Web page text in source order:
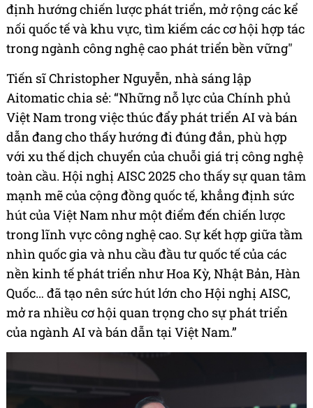
định hướng chiến lược phát triển, mở rộng các kể
nối quốc tế và khu vực, tìm kiếm các cơ hội hợp tác
trong ngành công nghệ cao phát triển bền vững"
Tiến sĩ Christopher Nguyễn, nhà sáng lập
Aitomatic chia sẻ: “Những nỗ lực của Chính phủ
Việt Nam trong việc thúc đẩy phát triển AI và bán
dẫn đang cho thấy hướng đi đúng đắn, phù hợp
với xu thế dịch chuyển của chuỗi giá trị công nghệ
toàn cầu. Hội nghị AISC 2025 cho thấy sự quan tâm
mạnh mẽ của cộng đồng quốc tế, khẳng định sức
hút của Việt Nam như một điểm đến chiến lược
trong lĩnh vực công nghệ cao. Sự kết hợp giữa tầm
nhìn quốc gia và nhu cầu đầu tư quốc tế của các
nền kinh tế phát triển như Hoa Kỳ, Nhật Bản, Hàn
Quốc… đã tạo nên sức hút lớn cho Hội nghị AISC,
mở ra nhiều cơ hội quan trọng cho sự phát triển
của ngành AI và bán dẫn tại Việt Nam.”